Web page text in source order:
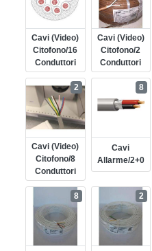
Cavi (video)
Citofono/16
Conduttori
Cavi (video)
Citofono/2
Conduttori
Cavi (video)
Citofono/8
Conduttori
2
Cavi
Allarme/2+0
8
8 2